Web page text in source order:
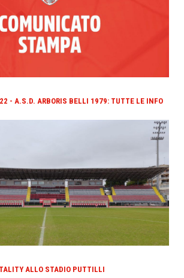
- A.S.D. ARBORIS BELLI 1979: TUTTE LE INFO
ALLO STADIO PUTTILLI